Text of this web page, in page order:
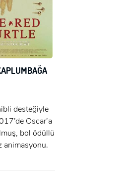
YAP
OL
desteğiyle
Oscar’a
bol ödüllü
animasyonu.